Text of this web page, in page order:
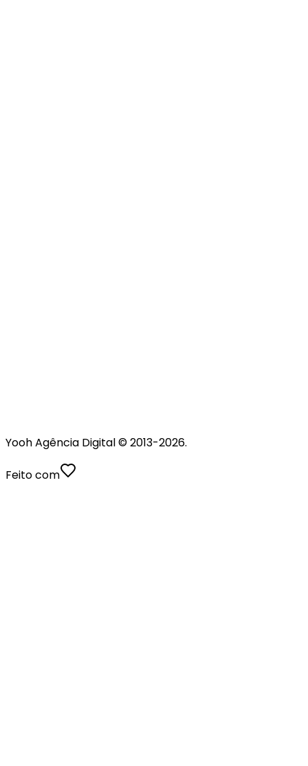
Yooh Agência Digital © 2013-2026.
Feito com